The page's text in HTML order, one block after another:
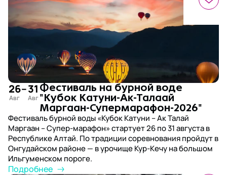
26–31 Фестиваль на бурной воде
"Кубок Катуни-Ак-Талаай
Маргаан-Супермарафон-2026"
Фестиваль бурной воды «Кубок Катуни – Ак Талай
Маргаан – Супер-марафон» стартует 26 по 31 августа в
Республике Алтай. По традиции соревнования пройдут в
Онгудайском районе — в урочище Кур-Кечу на большом
Ильгуменском пороге.
Подробнее